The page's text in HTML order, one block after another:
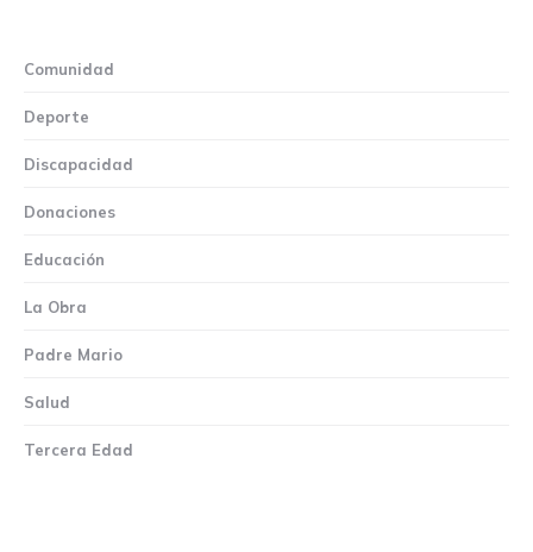
Comunidad
Deporte
Discapacidad
Donaciones
Educación
La Obra
Padre Mario
Salud
Tercera Edad